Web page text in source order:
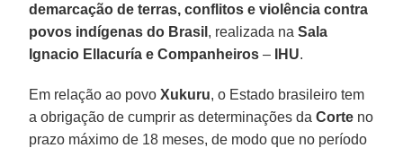
demarcação de terras, conflitos e violência contra
povos indígenas do Brasil , realizada naSala
Ignacio Ellacuría e Companheiros – IHU.
Em relação ao povoXukuru, o Estado brasileiro tem
a obrigação de cumprir as determinações daCorte no
prazo máximo de 18 meses, de modo que no período